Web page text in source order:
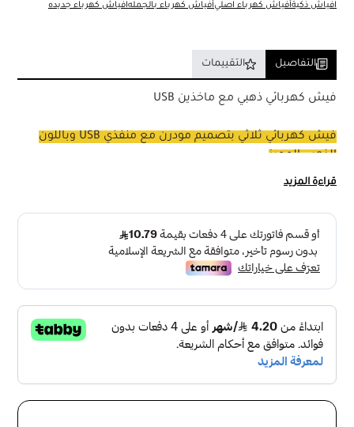
افياش ذكيةأفياش كهرباء اصليأفياش كهرباء بالجملهافياش كهرباء جديده
التفاصيل التقييمات
فيش كهربائي ذهبي مع ماخذين USB
فيش كهربائي ثلاثي بتصميم مودرن مع منفذي USB وباللون
الذهبي المميز
تفاصيل المنتج :
الفولت : 220 فولت : 250 فولت
التيار : 13 امبير
درجة الحماية : IP20
الماركة : بيرق BYRG
الضمان : 30 سنة ضمان " غير شامل سوء الاستخدام "
الشهادة : ISO 9001
شكل الفيش مربع كما تستطيع بمخرج USB
النوع A ليمكنك من شحن الهاتف بسهولة
النوع C يمتاز بقدرة فائقة على شحن الهاتف بطاقة كبيرة فى
وقت قصير
مادة التصنيع : مصنوع خارجيا من البلاستيك وداخليا من الحديد
قراءة المزيد